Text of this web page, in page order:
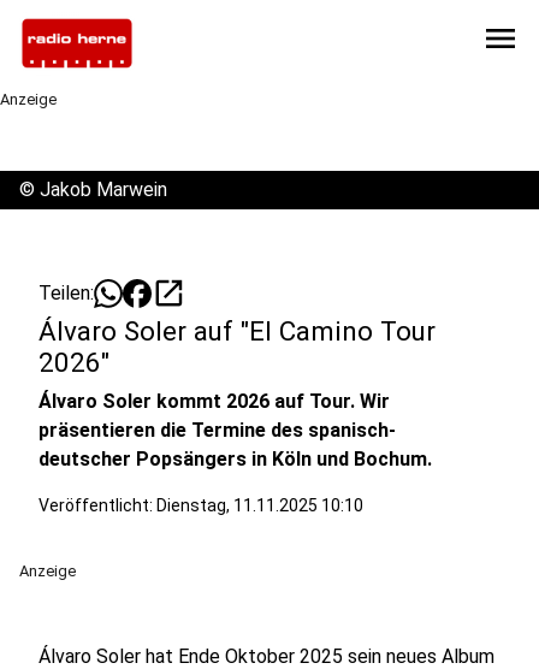
menu
Anzeige
© Jakob Marwein
Teilen: open_in_new
Álvaro Soler auf "El Camino Tour
2026"
Álvaro Soler kommt 2026 auf Tour. Wir
präsentieren die Termine des spanisch-
deutscher Popsängers in Köln und Bochum.
Veröffentlicht: Dienstag, 11.11.2025 10:10
Anzeige
Álvaro Soler hat Ende Oktober 2025 sein neues Album